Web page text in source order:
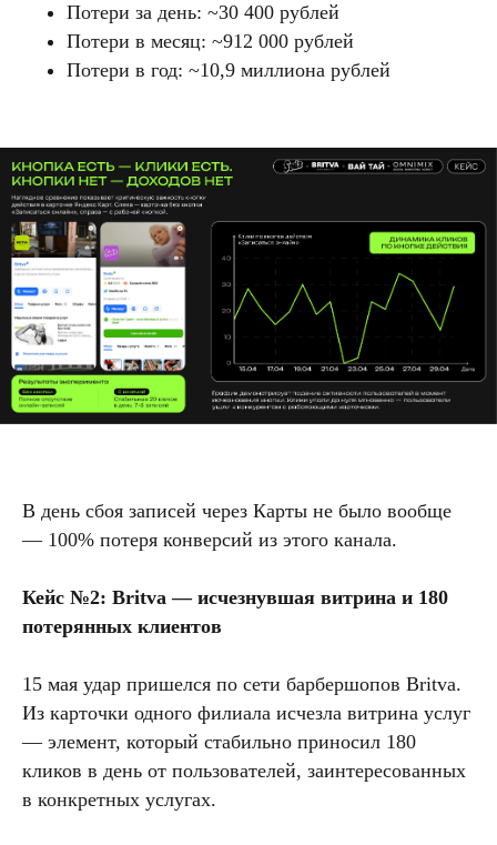
Потери за день: ~30 400 рублей
Потери в месяц: ~912 000 рублей
Потери в год: ~10,9 миллиона рублей
В день сбоя записей через Карты не было вообще
— 100% потеря конверсий из этого канала.
Кейс №2: Britva — исчезнувшая витрина и 180
потерянных клиентов
15 мая удар пришелся по сети барбершопов Britva.
Из карточки одного филиала исчезла витрина услуг
— элемент, который стабильно приносил 180
кликов в день от пользователей, заинтересованных
в конкретных услугах.